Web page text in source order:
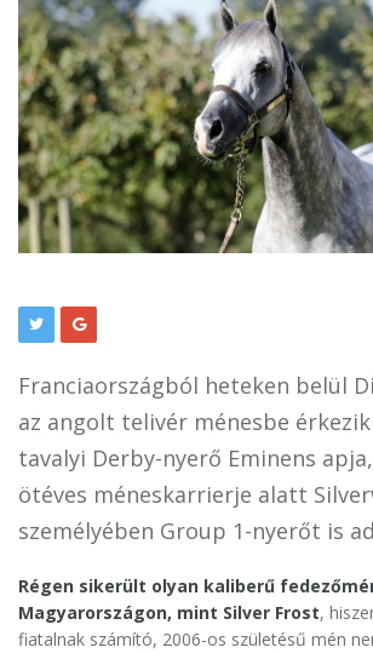
Franciaországból heteken belül
az angolt telivér ménesbe
tavalyi Derby-nyerő Eminens
ötéves méneskarrierje alatt
személyében Group 1-nyerőt is
Régen sikerült olyan kaliberű
Magyarországon, mint Silver Frost,
fiatalnak számító, 2006-os születésű mén